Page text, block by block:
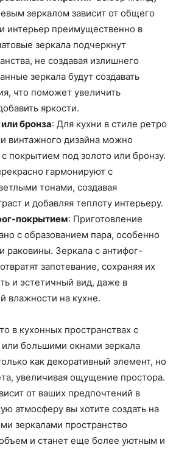
зеркалом зависит от общего
интерьер преимущественно в
зеркала подчеркнут
не создавая излишнего
зеркала будут создавать
что поможет увеличить
яркости.
бронза: Для кухни в стиле ретро
винтажного дизайна можно
с покрытием под золото или бронзу.
гармонируют с
тонами, создавая
и добавляя теплоту интерьеру.
покрытием: Приготовление
с образованием пара, особенно
раковины. Зеркала с антифог-
запотевание, сохраняя их
и эстетичный вид, даже в
влажности на кухне.
в кухонных пространствах с
большими окнами зеркала
как декоративный элемент, но
увеличивая ощущение простора.
от ваших предпочтений в
атмосферу вы хотите создать на
зеркалами пространство
и станет еще более уютным и